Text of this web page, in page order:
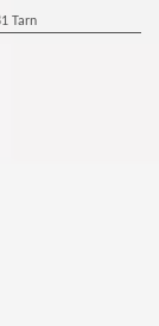
Tarn